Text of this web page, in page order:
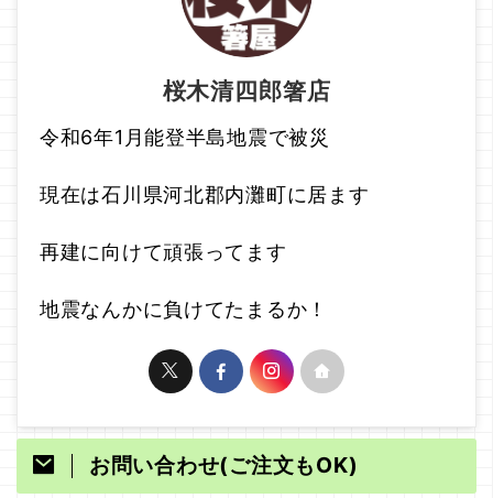
桜木清四郎箸店
令和6年1月能登半島地震で被災
現在は石川県河北郡内灘町に居ます
再建に向けて頑張ってます
地震なんかに負けてたまるか！
お問い合わせ(ご注文もOK)